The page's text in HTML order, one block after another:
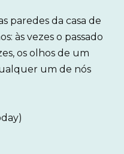
paredes da casa de
às vezes o passado
os olhos de um
um de nós